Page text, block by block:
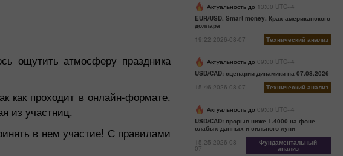
ощутить атмосферу праздника
как проходит в онлайн-формате.
из участниц.
в нем участие! С правилами
Актуальность до 13:00 UTC--4
EUR/USD. Smart money. Крах американского
доллара
19:22 2026-08-07
Технический анализ
Актуальность до 09:00 UTC--4
USD/CAD: сценарии динамики на 07.08.2026
15:46 2026-08-07
Технический анализ
Актуальность до 09:00 UTC--4
USD/CAD: прорыв ниже 1.4000 на фоне
слабых данных и сильного луни
15:25 2026-08-
07
Фундаментальный
анализ